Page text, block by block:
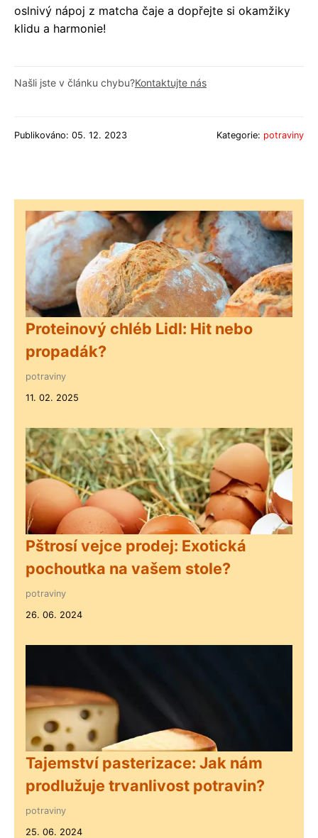
oslnivý nápoj z matcha čaje a dopřejte si okamžiky
klidu a harmonie!
Našli jste v článku chybu?Kontaktujte nás
Publikováno: 05. 12. 2023 Kategorie: potraviny
Proteinový chléb Lidl: Hit nebo
propadák?
potraviny
11. 02. 2025
Pštrosí vejce prodej: Exotická
pochoutka na vašem stole?
potraviny
26. 06. 2024
Tajemství pasterizace: Jak nám
prodlužuje trvanlivost potravin?
potraviny
25. 06. 2024